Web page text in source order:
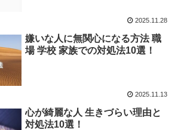
2025.11.28
嫌いな人に無関心になる方法 職
場 学校 家族での対処法10選！
2025.11.13
心が綺麗な人 生きづらい理由と
対処法10選！